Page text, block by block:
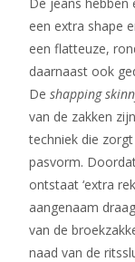
een extra shape
een flatteuze,
daarnaast ook
De shapping
van de zakken
techniek die
pasvorm.
ontstaat ‘extra
aangenaam
van de
naad van de